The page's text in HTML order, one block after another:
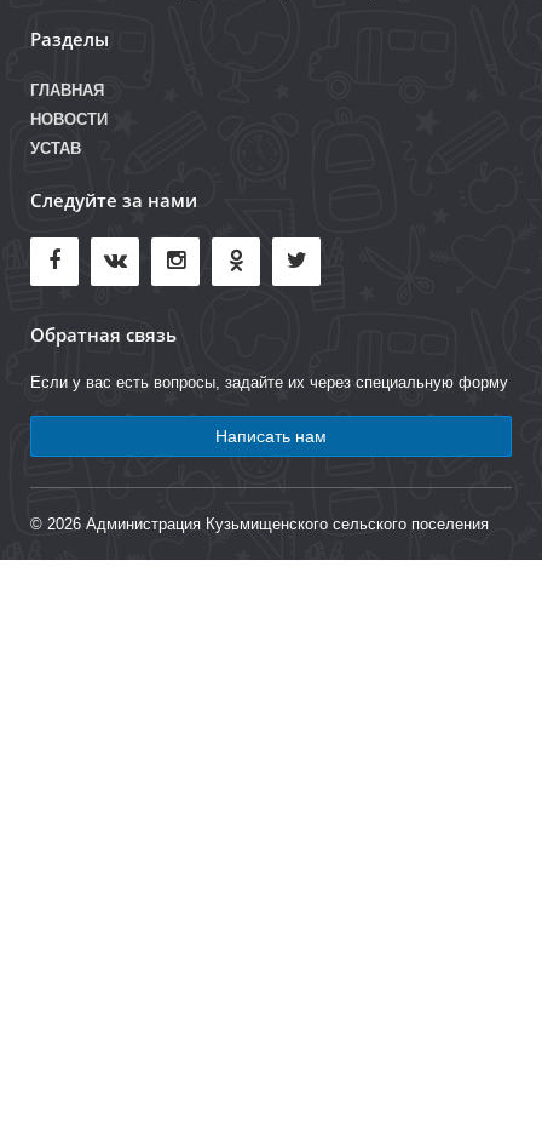
Разделы
ГЛАВНАЯ
НОВОСТИ
УСТАВ
Следуйте за нами
Обратная связь
Если у вас есть вопросы, задайте их через специальную форму
Написать нам
© 2026 Администрация Кузьмищенского сельского поселения